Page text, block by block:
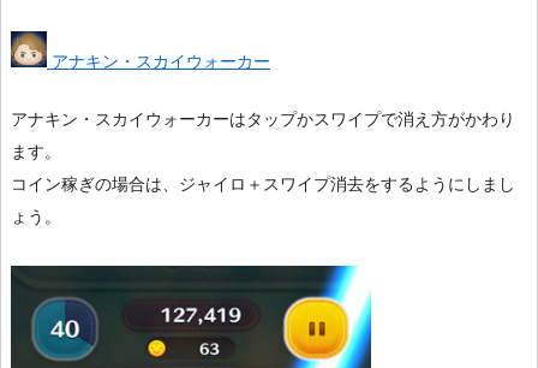
アナキン・スカイウォーカー
アナキン・スカイウォーカーはタップかスワイプで消え方がかわり
ます。
コイン稼ぎの場合は、ジャイロ＋スワイプ消去をするようにしまし
ょう。